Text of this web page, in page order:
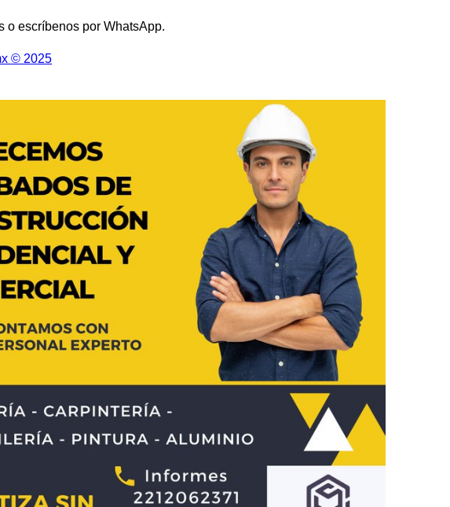
o escríbenos por WhatsApp.
© 2025